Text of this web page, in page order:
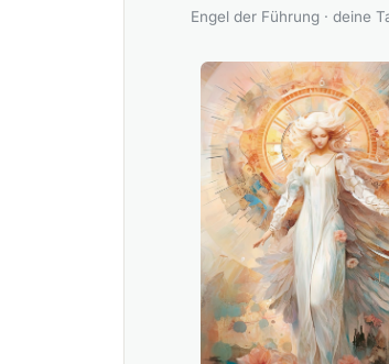
Engel der Führung · deine